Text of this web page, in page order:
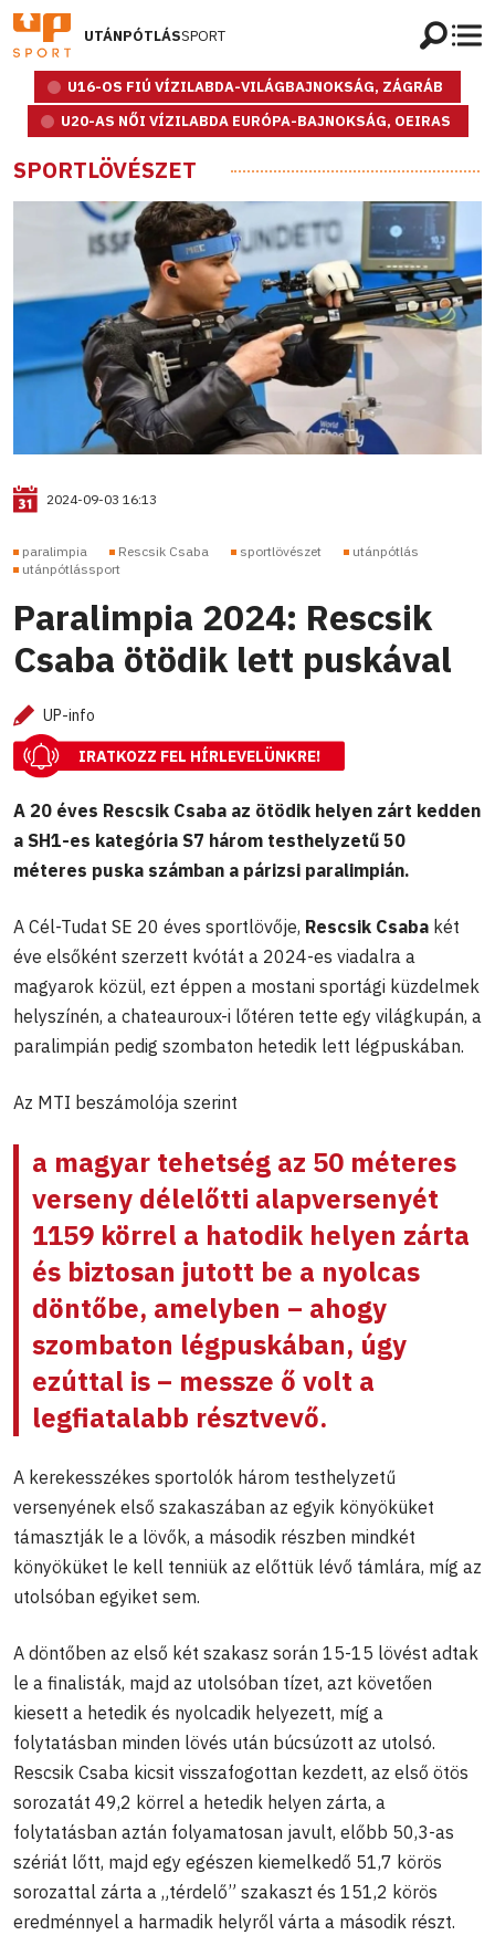
UTÁNPÓTLÁSSPORT
U16-OS FIÚ VÍZILABDA-VILÁGBAJNOKSÁG, ZÁGRÁB
U20-AS NŐI VÍZILABDA EURÓPA-BAJNOKSÁG, OEIRAS
SPORTLÖVÉSZET
2024-09-03 16:13
paralimpia Rescsik Csaba sportlövészet
utánpótlás
utánpótlássport
Paralimpia 2024: Rescsik
Csaba ötödik lett puskával
UP-info
IRATKOZZ FEL HÍRLEVELÜNKRE!
A 20 éves Rescsik Csaba az ötödik helyen zárt kedden
a SH1-es kategória S7 három testhelyzetű 50
méteres puska számban a párizsi paralimpián.
A Cél-Tudat SE 20 éves sportlövője, Rescsik Csaba két
éve elsőként szerzett kvótát a 2024-es viadalra a
magyarok közül, ezt éppen a mostani sportági küzdelmek
helyszínén, a chateauroux-i lőtéren tette egy világkupán, a
paralimpián pedig szombaton hetedik lett légpuskában.
Az MTI beszámolója szerint
a magyar tehetség az 50 méteres
verseny délelőtti alapversenyét
1159 körrel a hatodik helyen zárta
és biztosan jutott be a nyolcas
döntőbe, amelyben – ahogy
szombaton légpuskában, úgy
ezúttal is – messze ő volt a
legfiatalabb résztvevő.
A kerekesszékes sportolók három testhelyzetű
versenyének első szakaszában az egyik könyöküket
támasztják le a lövők, a második részben mindkét
könyöküket le kell tenniük az előttük lévő támlára, míg az
utolsóban egyiket sem.
A döntőben az első két szakasz során 15-15 lövést adtak
le a finalisták, majd az utolsóban tízet, azt követően
kiesett a hetedik és nyolcadik helyezett, míg a
folytatásban minden lövés után búcsúzott az utolsó.
Rescsik Csaba kicsit visszafogottan kezdett, az első ötös
sorozatát 49,2 körrel a hetedik helyen zárta, a
folytatásban aztán folyamatosan javult, előbb 50,3-as
szériát lőtt, majd egy egészen kiemelkedő 51,7 körös
sorozattal zárta a „térdelő” szakaszt és 151,2 körös
eredménnyel a harmadik helyről várta a második részt.